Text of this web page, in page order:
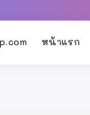
หน้าแรก